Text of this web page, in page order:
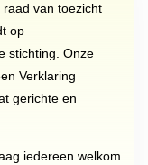
van toezicht
op
stichting. Onze
Verklaring
gerichte en
iedereen welkom